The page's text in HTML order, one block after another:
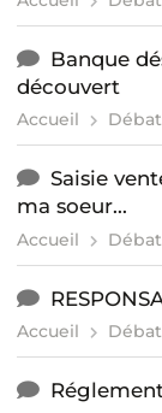
Banque
découvert
Accueil
Saisie
ma soeur...
Accueil
Accueil